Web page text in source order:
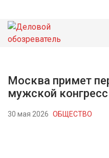
НОВОСТИ
Москва примет
мужской конгресс
30 мая 2026 ОБЩЕСТВО